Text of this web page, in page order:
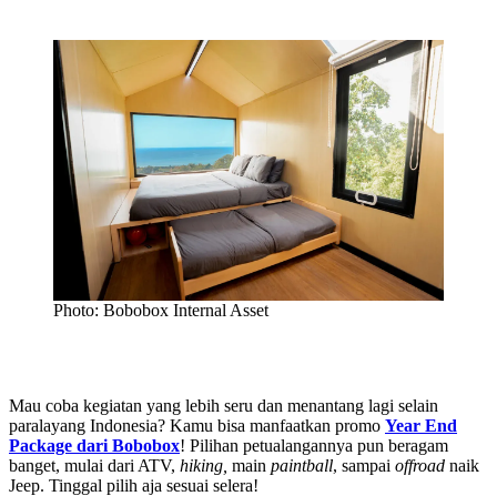
Photo: Bobobox Internal Asset
Mau coba kegiatan yang lebih seru dan menantang lagi selain
paralayang Indonesia? Kamu bisa manfaatkan promo Year End
Package dari Bobobox! Pilihan petualangannya pun beragam
banget, mulai dari ATV, hiking, main paintball, sampai offroad naik
Jeep. Tinggal pilih aja sesuai selera!